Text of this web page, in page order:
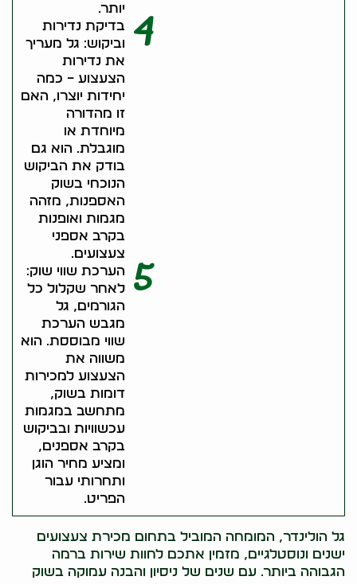
יותר.
4
בדיקת נדירות
וביקוש: גל מעריך
את נדירות
הצעצוע – כמה
יחידות יוצרו, האם
זו מהדורה
מיוחדת או
מוגבלת. הוא גם
בודק את הביקוש
הנוכחי בשוק
האספנות, מזהה
מגמות ואופנות
בקרב אספני
צעצועים.
5
הערכת שווי שוק:
לאחר שקלול כל
הגורמים, גל
מגבש הערכת
שווי מבוססת. הוא
משווה את
הצעצוע למכירות
דומות בשוק,
מתחשב במגמות
עכשוויות ובביקוש
בקרב אספנים,
ומציע מחיר הוגן
ותחרותי עבור
הפריט.
גל הולינדר, המומחה המוביל בתחום מכירת צעצועים
ישנים ונוסטלגיים, מזמין אתכם לחוות שירות ברמה
הגבוהה ביותר. עם שנים של ניסיון והבנה עמוקה בשוק